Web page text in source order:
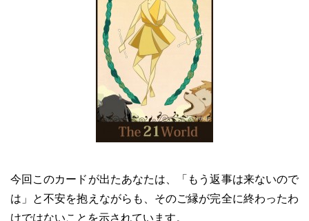
今回このカードが出たあなたは、「もう返事は来ないので
は」と不安を抱えながらも、そのご縁が完全に終わったわ
けではないことを示されています。